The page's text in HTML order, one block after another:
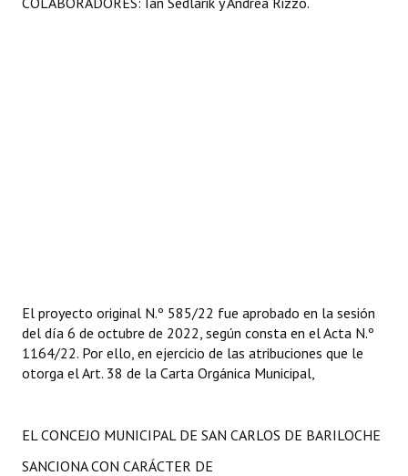
El proyecto original N.º 585/22 fue aprobado en la sesión
del día 6 de octubre de 2022, según consta en el Acta N.º
1164/22. Por ello, en ejercicio de las atribuciones que le
otorga el Art. 38 de la Carta Orgánica Municipal,
EL CONCEJO MUNICIPAL DE SAN CARLOS DE BARILOCHE
SANCIONA CON CARÁCTER DE